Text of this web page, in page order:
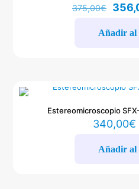
375,00€
El
Añadir al
Estereomicroscopio
340,00€
Añadir al